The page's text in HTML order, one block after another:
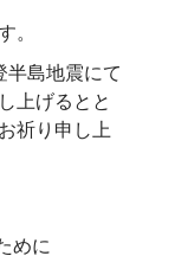
。
島地震にて
上げるとと
祈り申し上
めに